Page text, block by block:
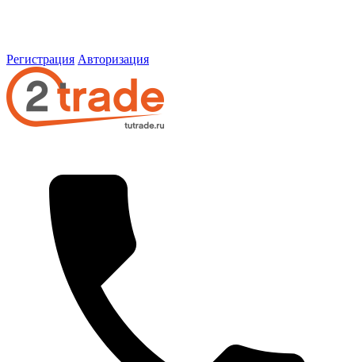
Регистрация Авторизация